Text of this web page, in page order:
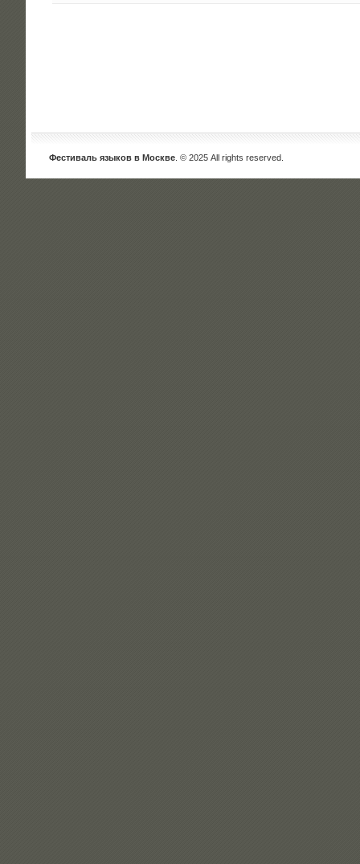
Фестиваль языков в Москве . © 2025 All rights reserved.